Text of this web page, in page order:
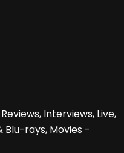
Interviews, Live,
Blu-rays, Movies -